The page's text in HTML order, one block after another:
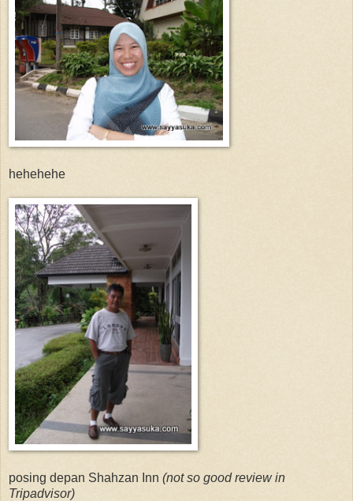
hehehehe
posing depan Shahzan Inn (not so good review in
Tripadvisor)